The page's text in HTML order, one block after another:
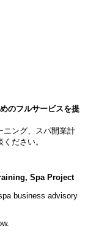
のフルサービスを提
ニング、スパ開業計
ださい。
Spa Project
business advisory